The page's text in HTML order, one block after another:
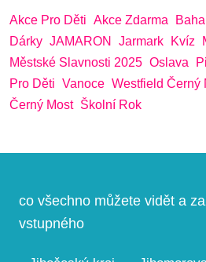
Akce Pro Děti Akce Zdarma
Dárky JAMARON Jarmark Kvíz
Městské Slavnosti 2025 Oslava
Pro Děti Vanoce Westfield Černý
Černý Most Školní Rok
co všechno můžete vidět a
vstupného